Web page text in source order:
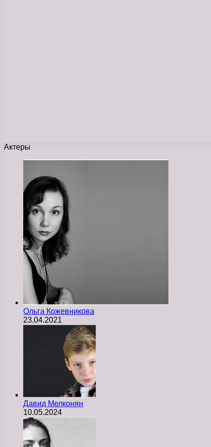
Актеры
Ольга Кожевникова
23.04.2021
Давид Мелконян
10.05.2024